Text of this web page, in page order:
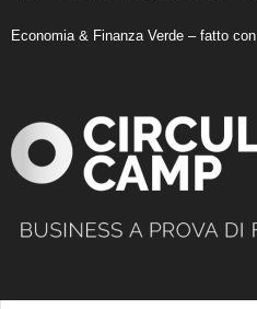
Economia & Finanza Verde – fatto